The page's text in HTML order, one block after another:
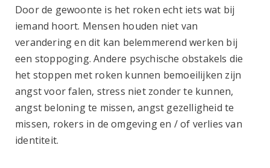
Door de gewoonte is het roken echt iets wat bij
iemand hoort. Mensen houden niet van
verandering en dit kan belemmerend werken bij
een stoppoging. Andere psychische obstakels die
het stoppen met roken kunnen bemoeilijken zijn
angst voor falen, stress niet zonder te kunnen,
angst beloning te missen, angst gezelligheid te
missen, rokers in de omgeving en / of verlies van
identiteit.